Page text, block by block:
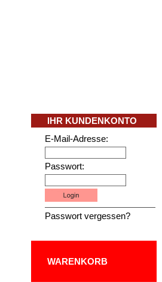
IHR KUNDENKONTO
E-Mail-Adresse:
Passwort:
Passwort vergessen?
WARENKORB